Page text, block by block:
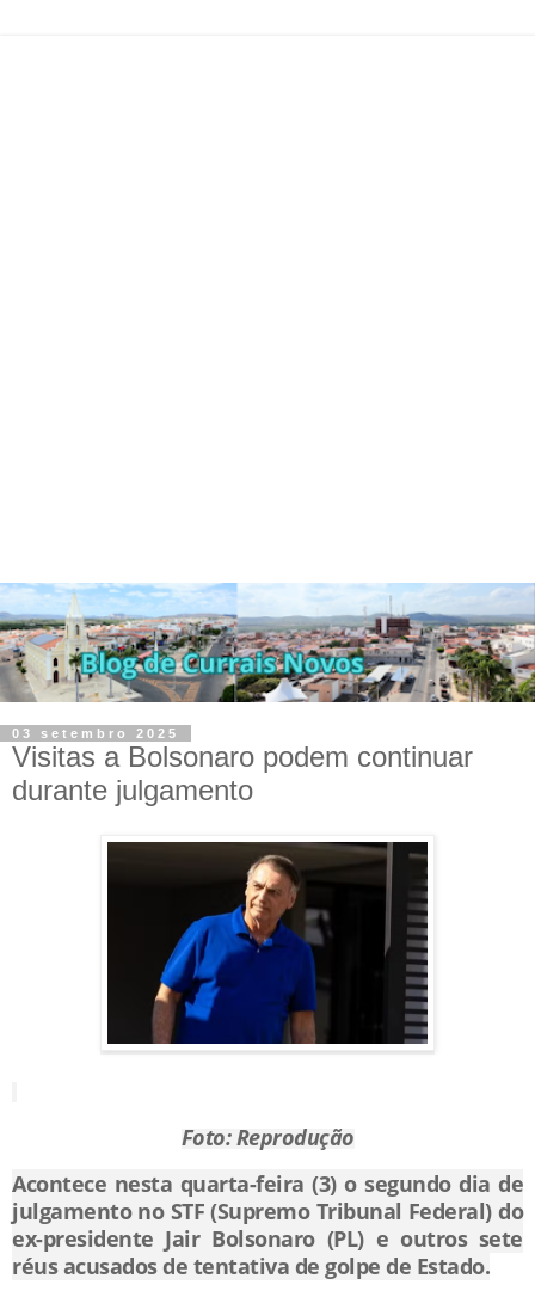
03 setembro 2025
Visitas a Bolsonaro podem continuar
durante julgamento
Foto: Reprodução
Acontece nesta quarta-feira (3) o segundo dia de
julgamento no STF (Supremo Tribunal Federal) do
ex-presidente Jair Bolsonaro (PL) e outros sete
réus acusados de tentativa de golpe de Estado.